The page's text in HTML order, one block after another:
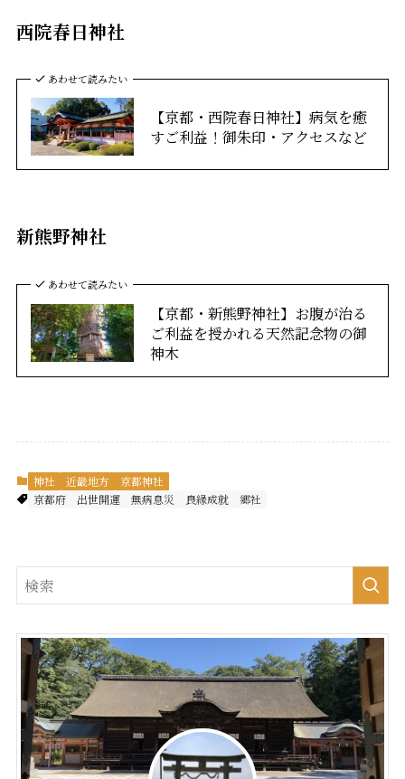
西院春日神社
あわせて読みたい
【京都・西院春日神社】病気を癒
すご利益！御朱印・アクセスなど
新熊野神社
あわせて読みたい
【京都・新熊野神社】お腹が治る
ご利益を授かれる天然記念物の御
神木
神社 近畿地方
京都神社
京都府
出世開運 無病息災 良縁成就 郷社